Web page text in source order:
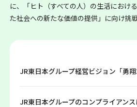
に、
「ヒト（すべての人）の生活におけ
た社会への新たな価値の提供」に向け挑
JR東日本グループ経営ビジョン「勇翔
JR東日本グループのコンプライアン